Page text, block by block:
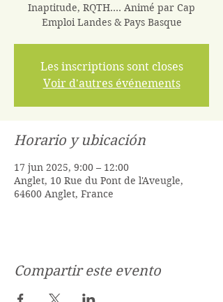
Inaptitude, RQTH.... Animé par Cap
Emploi Landes & Pays Basque
Les inscriptions sont closes
Voir d'autres événements
Horario y ubicación
17 jun 2025, 9:00 – 12:00
Anglet, 10 Rue du Pont de l'Aveugle,
64600 Anglet, France
Compartir este evento